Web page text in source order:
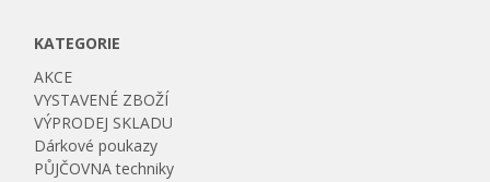
KATEGORIE
AKCE
VYSTAVENÉ ZBOŽÍ
VÝPRODEJ SKLADU
Dárkové poukazy
PŮJČOVNA techniky